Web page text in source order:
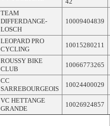
TEAM
DIFFERDANGE-
LOSCH
10009404839
LEOPARD PRO
CYCLING
10015280211
ROUSSY BIKE
CLUB
10066773265
CC
SARREBOURGEOIS
10024400029
VC HETTANGE
GRANDE
10026924857